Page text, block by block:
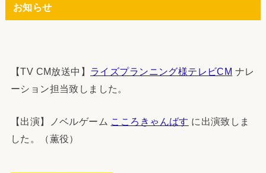
お知らせ
【TV CM放送中】 ライズプランニング様テレビCM ナレ
ーション担当致しました。
【出演】ノベルゲーム こころきゃんばす に出演致しま
した。（薫役）